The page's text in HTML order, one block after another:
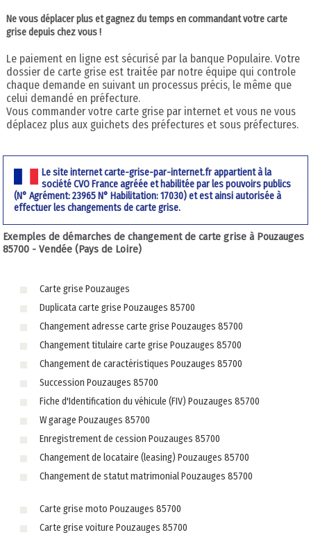
Ne vous déplacer plus et gagnez du temps en commandant votre carte
grise depuis chez vous !
Le paiement en ligne est sécurisé par la banque Populaire. Votre
dossier de carte grise est traitée par notre équipe qui controle
chaque demande en suivant un processus précis, le même que
celui demandé en préfecture.
Vous commander votre carte grise par internet et vous ne vous
déplacez plus aux guichets des préfectures et sous préfectures.
Le site internet carte-grise-par-internet.fr appartient à la
société CVO France agréée et habilitée par les pouvoirs publics
(N° Agrément: 23965 N° Habilitation: 17030) et est ainsi autorisée à
effectuer les changements de carte grise.
Exemples de démarches de changement de carte grise à Pouzauges
85700 - Vendée (Pays de Loire)
Carte grise Pouzauges
Duplicata carte grise Pouzauges 85700
Changement adresse carte grise Pouzauges 85700
Changement titulaire carte grise Pouzauges 85700
Changement de caractéristiques Pouzauges 85700
Succession Pouzauges 85700
Fiche d'Identification du véhicule (FIV) Pouzauges 85700
W garage Pouzauges 85700
Enregistrement de cession Pouzauges 85700
Changement de locataire (leasing) Pouzauges 85700
Changement de statut matrimonial Pouzauges 85700
Carte grise moto Pouzauges 85700
Carte grise voiture Pouzauges 85700